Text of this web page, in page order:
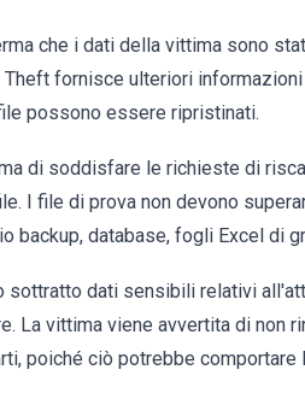
che i dati della vittima sono
fornisce ulteriori
possono essere ripristinati.
di soddisfare le richieste di
I file di prova non devono
backup, database, fogli Excel di
dati sensibili relativi
La vittima viene avvertita di non
poiché ciò potrebbe comportare